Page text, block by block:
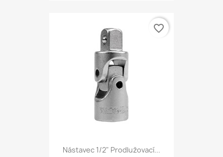
Nástavec 1/2" Prodlužovací...
favorite_border